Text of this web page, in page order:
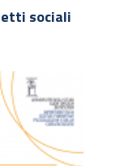
sociali